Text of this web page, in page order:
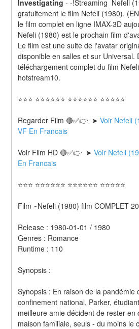
Investigating --!Streaming  Nefeli
gratuitement le film Nefeli (1980).
le film complet en ligne IMAX-3D
Nefeli (1980) est le prochain film
Le film est une suite de l'avatar
disponible en salles et sur Universal.
téléchargement complet du film
hotstream10.
⭐⭐⭐ ⭐⭐⭐⭐⭐⭐ ⭐⭐⭐⭐⭐⭐ ⭐⭐⭐⭐⭐
Regarder Film 🔴✅👉  ➤ Voir Nefeli
VF En Francais
Voir Film HD 🔴✅👉  ➤ Voir Nefeli
En Francais
⭐⭐⭐ ⭐⭐⭐⭐⭐⭐ ⭐⭐⭐⭐⭐⭐ ⭐⭐⭐⭐⭐
Film ~Nefeli (1980) film COMPLET
Release : 1980-01-01 / 1980
Genres : Romance
Runtime : 110
Synopsis :
Synopsis : En raison de la pandémie
confinement national, Parker,
meilleure amie décident de rester en
maison familiale, seuls - du moins le